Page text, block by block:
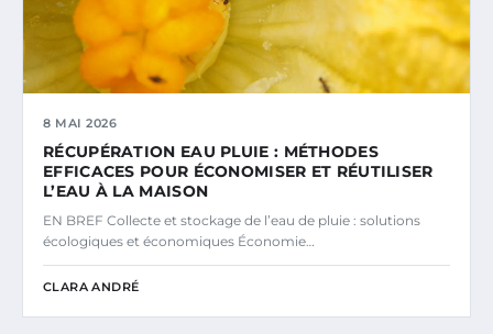
8 MAI 2026
RÉCUPÉRATION EAU PLUIE : MÉTHODES
EFFICACES POUR ÉCONOMISER ET RÉUTILISER
L’EAU À LA MAISON
EN BREF Collecte et stockage de l’eau de pluie : solutions
écologiques et économiques Économie…
CLARA ANDRÉ